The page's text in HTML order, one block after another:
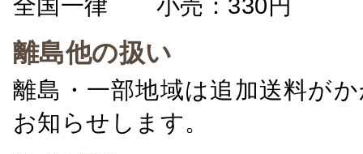
離島他の扱い
離島・一部地域は追加送料が
お知らせします。